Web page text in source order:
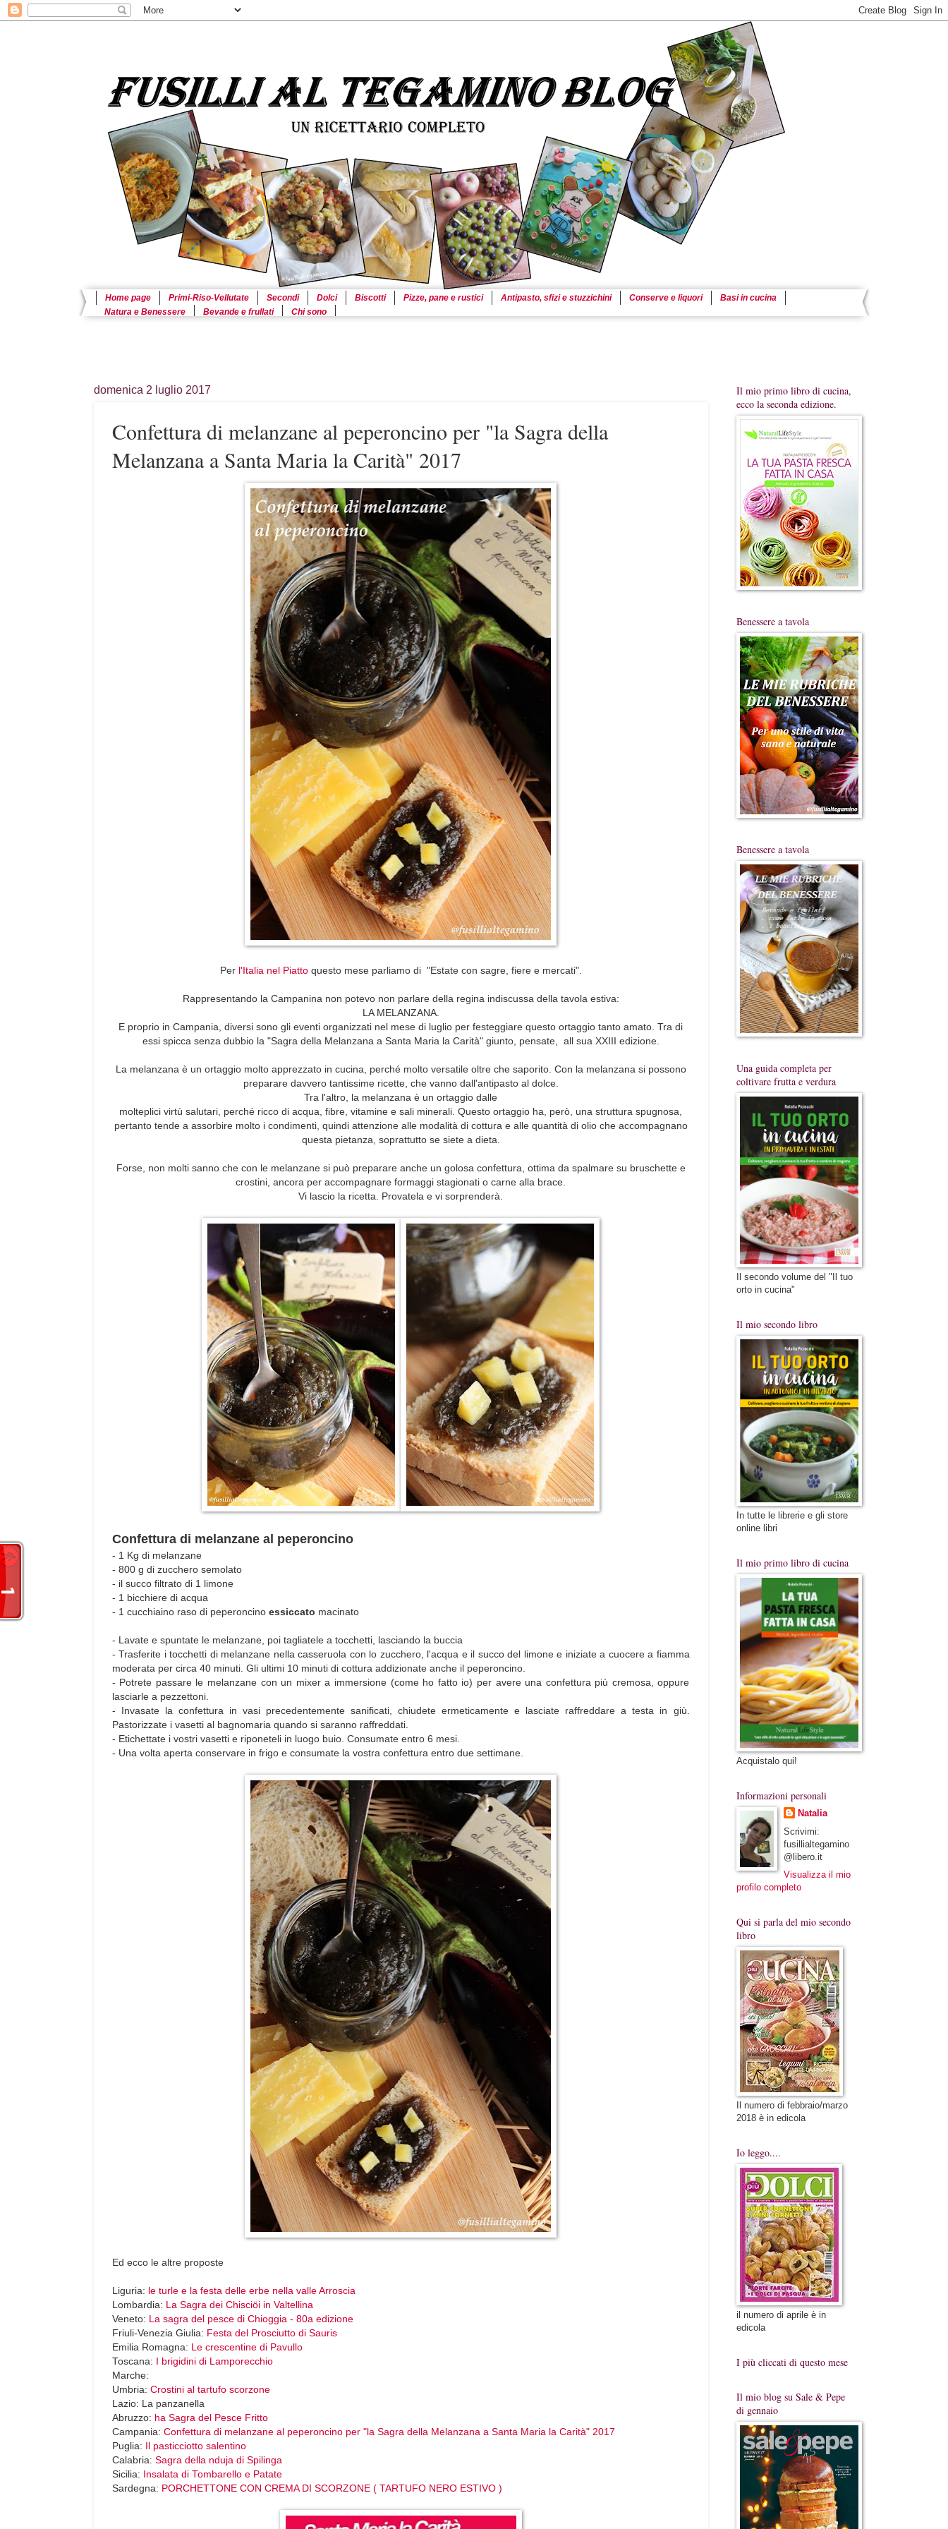
Home page Primi-Riso-Vellutate Secondi Dolci Biscotti Pizze, pane e rustici Antipasto, sfizi e stuzzichini Conserve e liquori
Basi in cucina
Natura e Benessere
Bevande e frullati Chi sono
domenica 2 luglio 2017
Confettura di melanzane al peperoncino per "la Sagra della
Melanzana a Santa Maria la Carità" 2017
Per l'Italia nel Piattoquesto mese parliamo di "Estate con sagre, fiere e mercati".
Rappresentando la Campanina non potevo non parlare della regina indiscussa della tavola estiva:
LA MELANZANA.
E proprio in Campania, diversi sono gli eventi organizzati nel mese di luglio per festeggiare questo ortaggio tanto amato. Tra di
essi spicca senza dubbio la "Sagra della Melanzana a Santa Maria la Carità" giunto, pensate, all sua XXIII edizione.
La melanzana è un ortaggio molto apprezzato in cucina, perché molto versatile oltre che saporito. Con la melanzana si possono
preparare davvero tantissime ricette, che vanno dall'antipasto al dolce.
Tra l'altro, la melanzana è un ortaggio dalle
molteplici virtù salutari, perché ricco di acqua, fibre, vitamine e sali minerali. Questo ortaggio ha, però, una struttura spugnosa,
pertanto tende a assorbire molto i condimenti, quindi attenzione alle modalità di cottura e alle quantità di olio che accompagnano
questa pietanza, soprattutto se siete a dieta.
Forse, non molti sanno che con le melanzane si può preparare anche un golosa confettura, ottima da spalmare su bruschette e
crostini, ancora per accompagnare formaggi stagionati o carne alla brace.
Vi lascio la ricetta. Provatela e vi sorprenderà.
Confettura di melanzane al peperoncino
- 1 Kg di melanzane
- 800 g di zucchero semolato
- il succo filtrato di 1 limone
- 1 bicchiere di acqua
- 1 cucchiaino raso di peperoncino essiccato macinato
- Lavate e spuntate le melanzane, poi tagliatele a tocchetti, lasciando la buccia
- Trasferite i tocchetti di melanzane nella casseruola con lo zucchero, l'acqua e il succo del limone e iniziate a cuocere a fiamma
moderata per circa 40 minuti. Gli ultimi 10 minuti di cottura addizionate anche il peperoncino.
- Potrete passare le melanzane con un mixer a immersione (come ho fatto io) per avere una confettura più cremosa, oppure
lasciarle a pezzettoni.
- Invasate la confettura in vasi precedentemente sanificati, chiudete ermeticamente e lasciate raffreddare a testa in giù.
Pastorizzate i vasetti al bagnomaria quando si saranno raffreddati.
- Etichettate i vostri vasetti e riponeteli in luogo buio. Consumate entro 6 mesi.
- Una volta aperta conservare in frigo e consumate la vostra confettura entro due settimane.
Ed ecco le altre proposte
Liguria: le turle e la festa delle erbe nella valle Arroscia
Lombardia:
La Sagra dei Chisciöi in Valtellina
Veneto:
La sagra del pesce di Chioggia - 80a edizione
Friuli-Venezia Giulia: Festa del Prosciutto di Sauris
Emilia Romagna:
Le crescentine di Pavullo
Toscana:
I brigidini di Lamporecchio
Marche:
Umbria: Crostini al tartufo scorzone
Lazio: La panzanella
Abruzzo: ha Sagra del Pesce Fritto
Campania: Confettura di melanzane al peperoncino per "la Sagra della Melanzana a Santa Maria la Carità" 2017
Puglia:
Il pasticciotto salentino
Calabria: Sagra della nduja di Spilinga
Sicilia:
Insalata di Tombarello e Patate
Sardegna: PORCHETTONE CON CREMA DI SCORZONE ( TARTUFO NERO ESTIVO )
Il mio primo libro di cucina,
ecco la seconda edizione.
Benessere a tavola
Benessere a tavola
Una guida completa per
coltivare frutta e verdura
Il secondo volume del "Il tuo
orto in cucina"
Il mio secondo libro
In tutte le librerie e gli store
online libri
Il mio primo libro di cucina
Acquistalo qui!
Informazioni personali
Natalia
Scrivimi:
fusillialtegamino
@libero.it
Visualizza il mio
profilo completo
Qui si parla del mio secondo
libro
Il numero di febbraio/marzo
2018 è in edicola
Io leggo....
il numero di aprile è in
edicola
I più cliccati di questo mese
Il mio blog su Sale & Pepe
di gennaio